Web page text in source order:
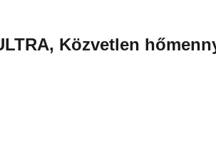
Közvetlen